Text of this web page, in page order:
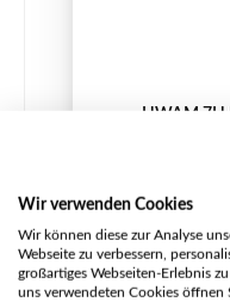
HWAM 7H
Wir verwenden Cookies
Wir können diese zur Analyse
Webseite zu verbessern,
großartiges Webseiten-Erlebnis
uns verwendeten Cookies öffnen